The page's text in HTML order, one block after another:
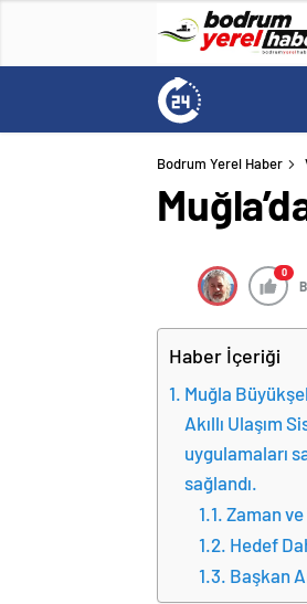
Bodrum Yerel Haber
0
Haber İçeriği
Muğla
Akıllı Ulaşım
uygulamaları
sağlandı.
Zaman
Hedef
Başkan